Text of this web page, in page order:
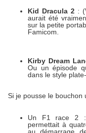
Kid Dracula 2 :
aurait été
sur la petite
Famicom.
Kirby Dream
Ou un épisode
dans le style
Si je pousse le bouchon
Un F1 race 2 :
permettait à